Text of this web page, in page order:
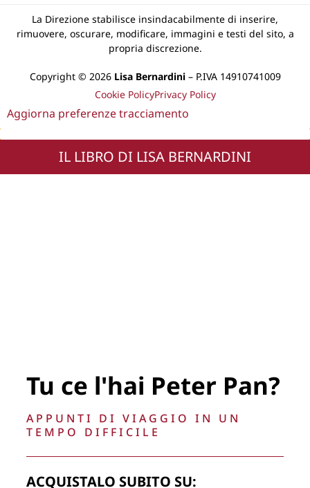
La Direzione stabilisce insindacabilmente di inserire,
rimuovere, oscurare, modificare, immagini e testi del sito, a
propria discrezione.
Copyright © 2026 Lisa Bernardini– P.IVA 14910741009
Cookie PolicyPrivacy Policy
Aggiorna preferenze tracciamento
IL LIBRO DI LISA BERNARDINI
Tu ce l'hai Peter Pan?
APPUNTI DI VIAGGIO IN UN
TEMPO DIFFICILE
ACQUISTALO SUBITO SU: